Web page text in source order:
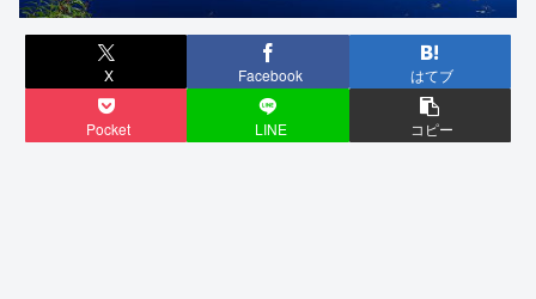
X Facebook はてブ
Pocket LINE コピー